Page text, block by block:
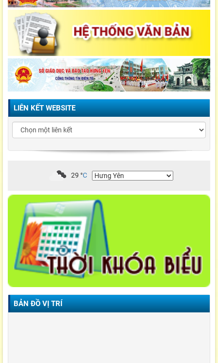
LIÊN KẾT WEBSITE
29 °C
BẢN ĐỒ VỊ TRÍ